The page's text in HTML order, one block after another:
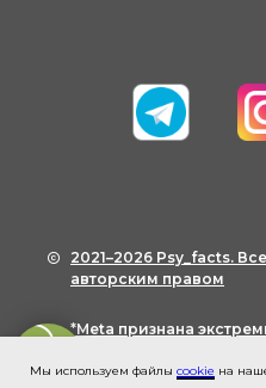
2021–2026 Psy_facts.
авторским правом
*Meta признана
Мы используем файлы cookie на